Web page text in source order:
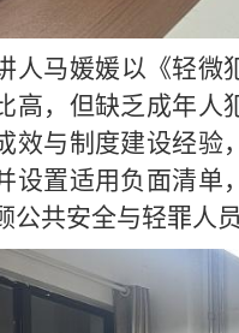
人马媛媛以《轻微
高，但缺乏成年人
效与制度建设经验
设置适用负面清单
公共安全与轻罪人